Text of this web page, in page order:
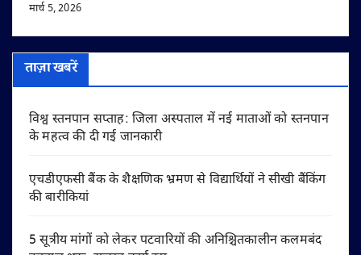
मार्च 5, 2026
ताज़ा खबरें
विश्व स्तनपान सप्ताह: जिला अस्पताल में नई माताओं को स्तनपान
के महत्व की दी गई जानकारी
एचडीएफसी बैंक के शैक्षणिक भ्रमण से विद्यार्थियों ने सीखी बैंकिंग
की बारीकियां
5 सूत्रीय मांगों को लेकर पटवारियों की अनिश्चितकालीन कलमबंद